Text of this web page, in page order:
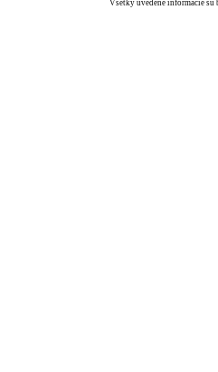
Všetky uvedené informácie sú